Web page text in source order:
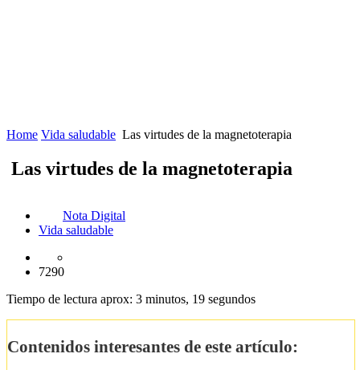
Home Vida saludable Las virtudes de la magnetoterapia
Las virtudes de la magnetoterapia
Nota Digital
Vida saludable
7290
Tiempo de lectura aprox: 3 minutos, 19 segundos
Contenidos interesantes de este artículo: